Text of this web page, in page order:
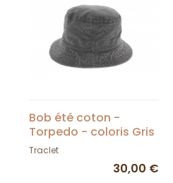
Bob été coton -
Torpedo - coloris Gris
effet délavé
Traclet
30,00 €